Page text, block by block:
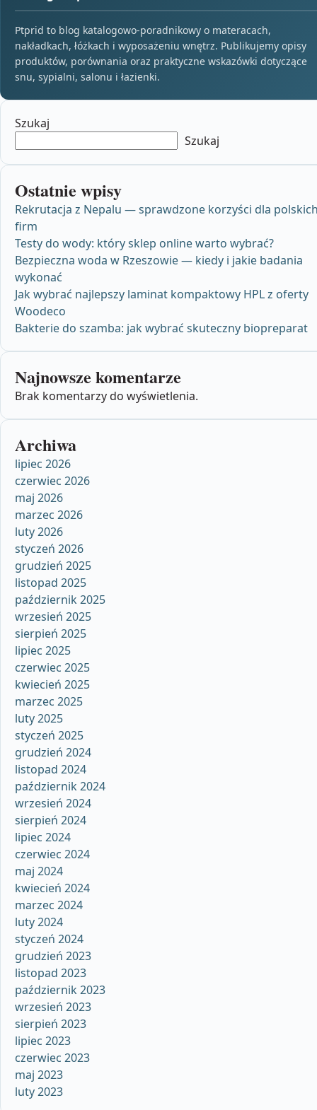
Ptprid to blog katalogowo-poradnikowy o materacach,
nakładkach, łóżkach i wyposażeniu wnętrz. Publikujemy opisy
produktów, porównania oraz praktyczne wskazówki dotyczące
snu, sypialni, salonu i łazienki.
Szukaj
Szukaj
Ostatnie wpisy
Rekrutacja z Nepalu — sprawdzone korzyści dla
firm
Testy do wody: który sklep online warto wybrać?
Bezpieczna woda w Rzeszowie — kiedy i jakie badania
wykonać
Jak wybrać najlepszy laminat kompaktowy HPL z oferty
Woodeco
Bakterie do szamba: jak wybrać skuteczny biopreparat
Najnowsze komentarze
Brak komentarzy do wyświetlenia.
Archiwa
lipiec 2026
czerwiec 2026
maj 2026
marzec 2026
luty 2026
styczeń 2026
grudzień 2025
listopad 2025
październik 2025
wrzesień 2025
sierpień 2025
lipiec 2025
czerwiec 2025
kwiecień 2025
marzec 2025
luty 2025
styczeń 2025
grudzień 2024
listopad 2024
październik 2024
wrzesień 2024
sierpień 2024
lipiec 2024
czerwiec 2024
maj 2024
kwiecień 2024
marzec 2024
luty 2024
styczeń 2024
grudzień 2023
listopad 2023
październik 2023
wrzesień 2023
sierpień 2023
lipiec 2023
czerwiec 2023
maj 2023
luty 2023